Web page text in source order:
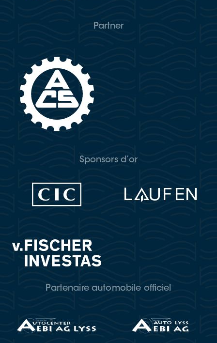
Partner
Sponsors d’or
Partenaire automobile officiel